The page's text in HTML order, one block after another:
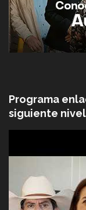
Programa
siguiente